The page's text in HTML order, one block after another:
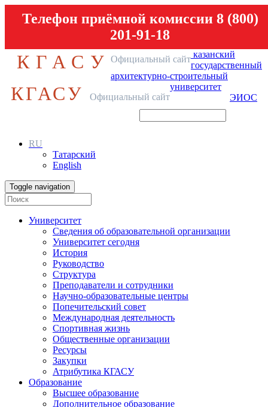
Телефон приёмной комиссии 8 (800)
201-91-18
КГАСУ Официальный сайт казанский
государственный
архитектурно-строительный
университет
КГАСУ Официальный сайт ЭИОС
RU
Татарский
English
Toggle navigation
Университет
Сведения об образовательной организации
Университет сегодня
История
Руководство
Структура
Преподаватели и сотрудники
Научно-образовательные центры
Попечительский совет
Международная деятельность
Спортивная жизнь
Общественные организации
Ресурсы
Закупки
Атрибутика КГАСУ
Образование
Высшее образование
Дополнительное образование